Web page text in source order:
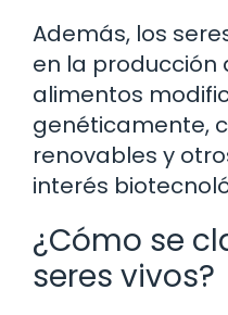
Además, los
en la
alimentos
genéticamente,
renovables y
interés
¿Cómo se
seres vivos?